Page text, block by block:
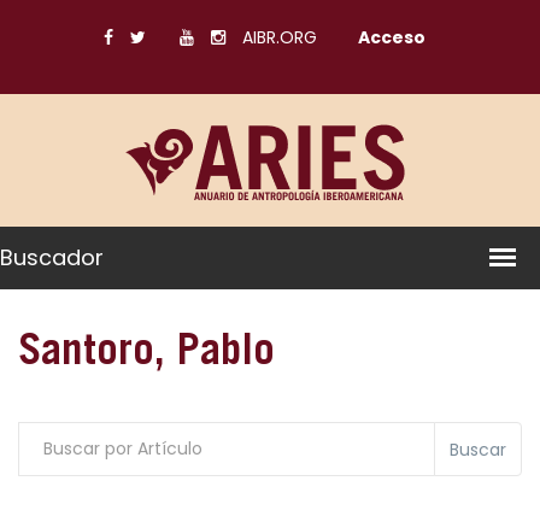
AIBR.ORG Acceso
Buscador
Santoro, Pablo
Buscar